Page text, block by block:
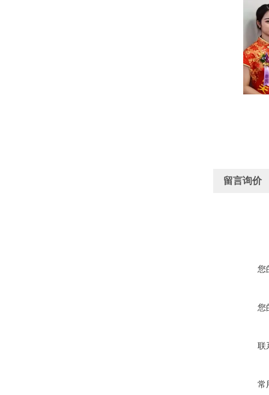
留言询价
您
您
联
常